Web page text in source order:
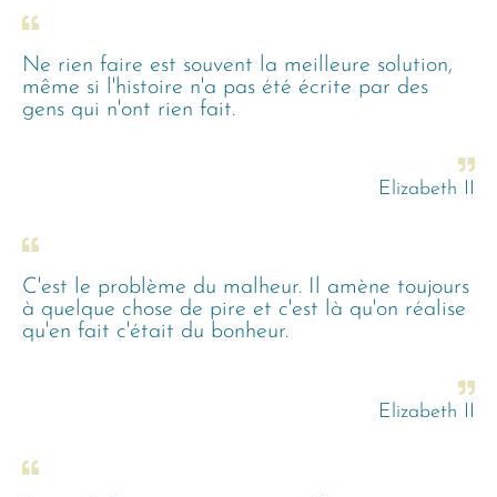
Ne rien faire est souvent la meilleure solution,
même si l'histoire n'a pas été écrite par des
gens qui n'ont rien fait.
Elizabeth II
C'est le problème du malheur. Il amène toujours
à quelque chose de pire et c'est là qu'on réalise
qu'en fait c'était du bonheur.
Elizabeth II